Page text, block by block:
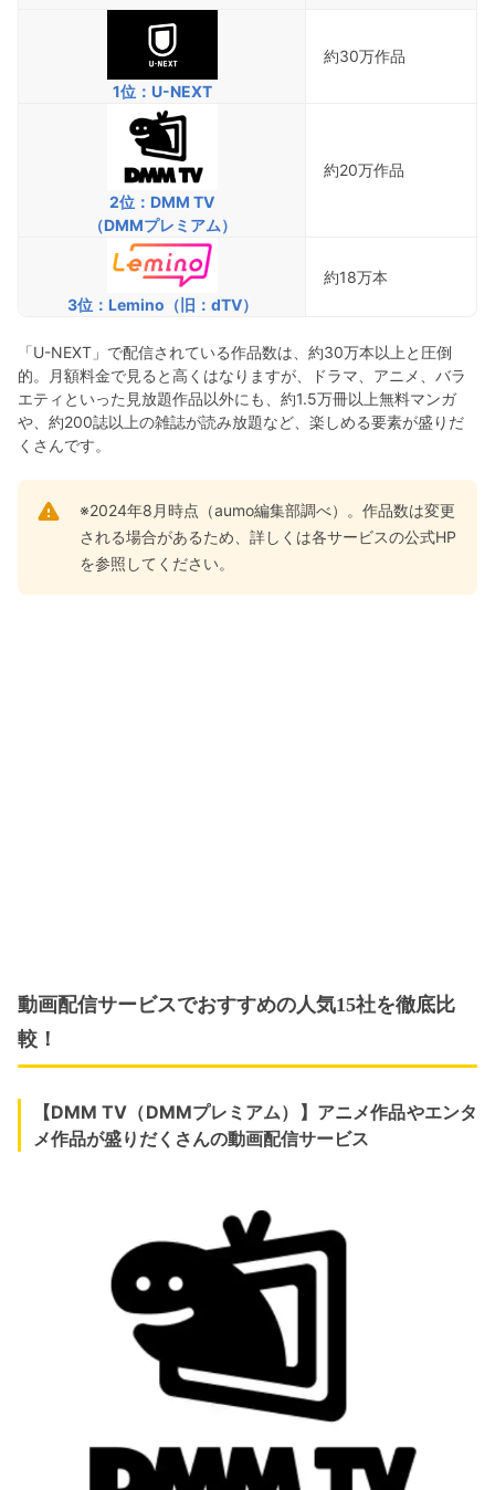
1位：U-NEXT
約30万作品
2位：DMM TV
（DMMプレミアム）
約20万作品
3位：Lemino（旧：dTV）
約18万本
「U-NEXT」で配信されている作品数は、約30万本以上と圧倒
的。月額料金で見ると高くはなりますが、ドラマ、アニメ、バラ
エティといった見放題作品以外にも、約1.5万冊以上無料マンガ
や、約200誌以上の雑誌が読み放題など、楽しめる要素が盛りだ
くさんです。
※2024年8月時点（aumo編集部調べ）。作品数は変更
される場合があるため、詳しくは各サービスの公式HP
を参照してください。
動画配信サービスでおすすめの人気15社を徹底比
較！
【DMM TV（DMMプレミアム）】アニメ作品やエンタ
メ作品が盛りだくさんの動画配信サービス